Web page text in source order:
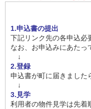
1.申込書の提出
下記リンク先の各申込必
なお、お申込みにあたっ
↓
2.登録
申込書が町に届きました
↓
3.見学
利用者の物件見学は先着